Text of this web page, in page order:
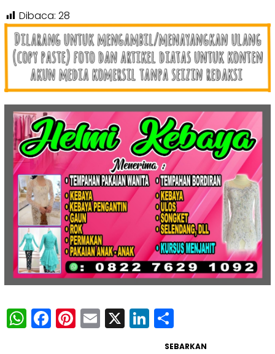
Dibaca: 28
WhatsApp
Facebook
Pinterest
Email
X LinkedIn
SEBARKAN